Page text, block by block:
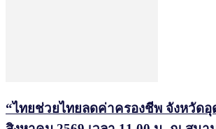
“ไทยช่วยไทยลดค่าครองชีพ จังหวัดอุ